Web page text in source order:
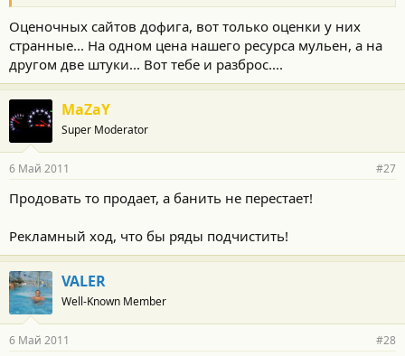
Оценочных сайтов дофига, вот только оценки у них
странные... На одном цена нашего ресурса мульен, а на
другом две штуки... Вот тебе и разброс....
MaZaY
Super Moderator
6 Май 2011 #27
Продовать то продает, а банить не перестает!
Рекламный ход, что бы ряды подчистить!
VALER
Well-Known Member
6 Май 2011 #28